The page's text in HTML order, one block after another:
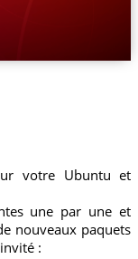
votre Ubuntu et
une par une et
nouveaux paquets
: